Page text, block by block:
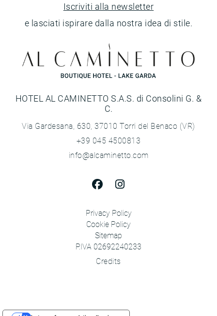
Iscriviti alla newsletter
e lasciati ispirare dalla nostra idea di stile.
HOTEL AL CAMINETTO S.A.S. di Consolini G. &
C.
Via Gardesana, 630, 37010 Torri del Benaco (VR)
+39 045 4500813
info@alcaminetto.com
Privacy Policy
Cookie Policy
Sitemap
P.IVA 02692240233
Credits